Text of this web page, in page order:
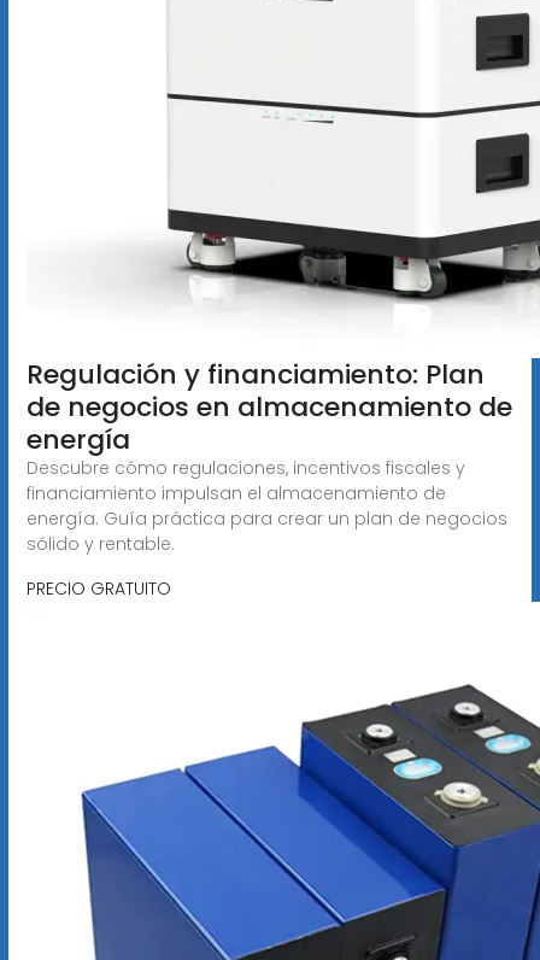
Regulación y financiamiento: Plan
de negocios en almacenamiento de
energía
Descubre cómo regulaciones, incentivos fiscales y
financiamiento impulsan el almacenamiento de
energía. Guía práctica para crear un plan de negocios
sólido y rentable.
PRECIO GRATUITO